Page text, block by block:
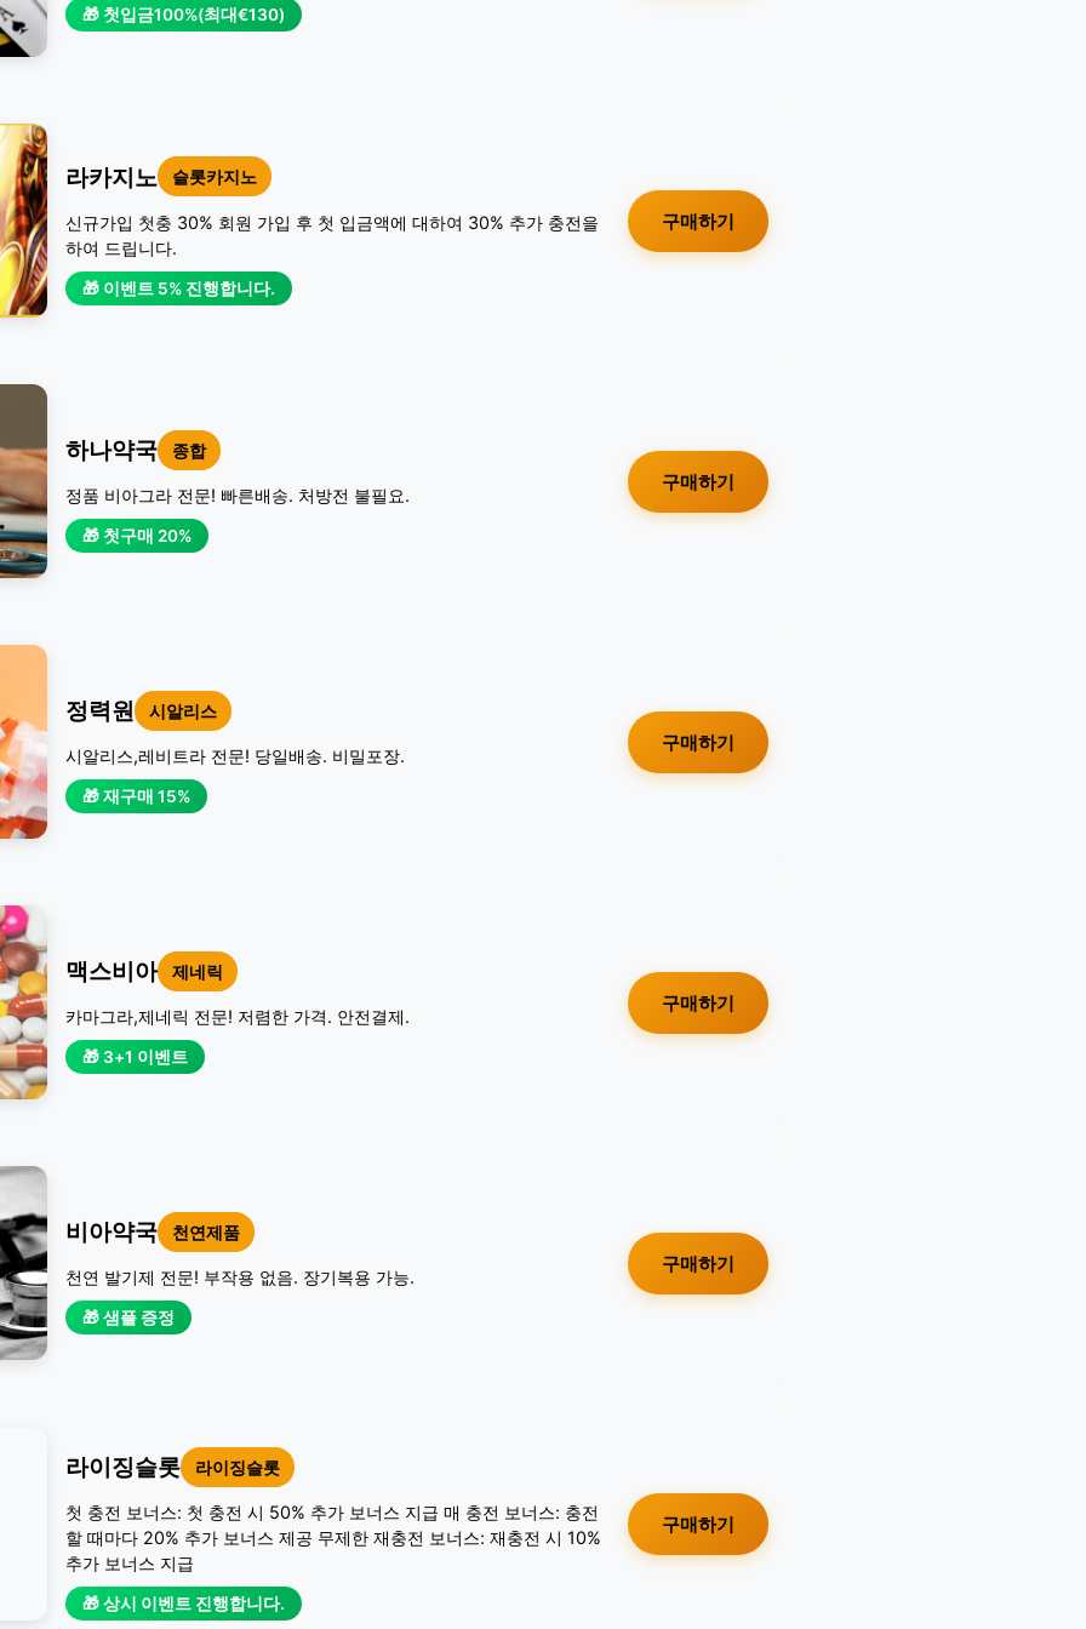
🎁 첫입금100%(최대€130)
라카지노 슬롯카지노
신규가입 첫충 30% 회원 가입 후 첫 입금액에 대하여 30% 추가 충전을
하여 드립니다.
🎁 이벤트 5% 진행합니다.
구매하기
하나약국 종합
정품 비아그라 전문! 빠른배송. 처방전 불필요.
🎁 첫구매 20%
구매하기
정력원 시알리스
시알리스,레비트라 전문! 당일배송. 비밀포장.
🎁 재구매 15%
구매하기
맥스비아 제네릭
카마그라,제네릭 전문! 저렴한 가격. 안전결제.
🎁 3+1 이벤트
구매하기
비아약국 천연제품
천연 발기제 전문! 부작용 없음. 장기복용 가능.
🎁 샘플 증정
구매하기
라이징슬롯 라이징슬롯
첫 충전 보너스: 첫 충전 시 50% 추가 보너스 지급 매 충전 보너스: 충전
할 때마다 20% 추가 보너스 제공 무제한 재충전 보너스: 재충전 시 10%
추가 보너스 지급
🎁 상시 이벤트 진행합니다.
구매하기